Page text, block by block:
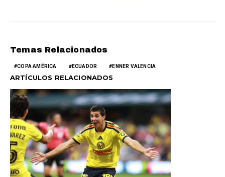
Temas Relacionados
COPA AMÉRICA ECUADOR ENNER VALENCIA
ARTÍCULOS RELACIONADOS